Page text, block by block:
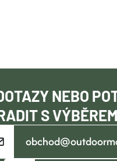
NEBO
S